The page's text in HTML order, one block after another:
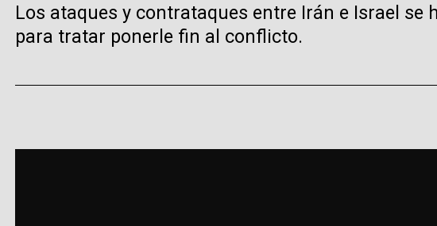
Los ataques y contrataques entre Irán e Israel se
para tratar ponerle fin al conflicto.